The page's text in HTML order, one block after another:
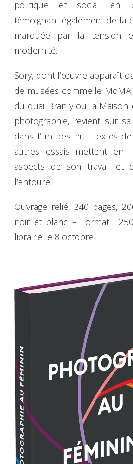
politique et social en
témoignant également de la
marquée par la tension
modernité.
Sory, dont l’œuvre apparaît
de musées comme le
du quai Branly ou la Maison
photographie, revient sur
dans l’un des huit textes
autres essais mettent en
aspects de son travail et
l’entoure.
Ouvrage relié, 240 pages,
noir et blanc – Format :
librairie le 8 octobre